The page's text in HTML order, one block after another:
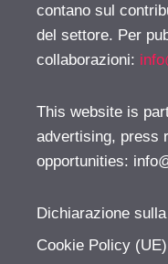
contano sul
del settore. Per
collaborazioni:
This website is
advertising, press
opportunities:
Dichiarazione
Cookie Policy (UE)